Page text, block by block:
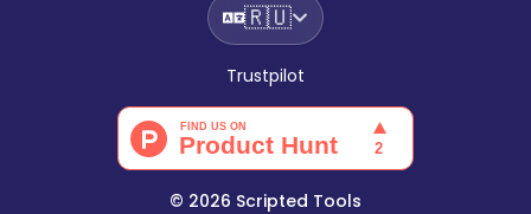
🇷🇺
Trustpilot
© 2026 Scripted Tools